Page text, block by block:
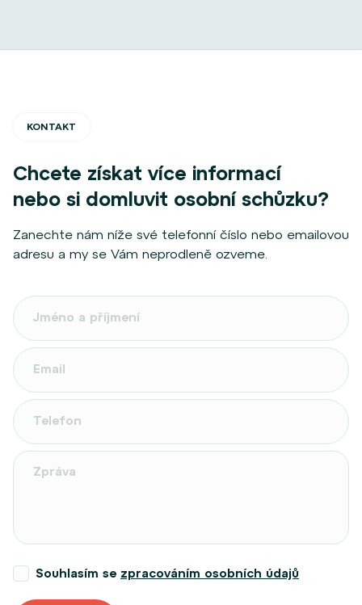
KONTAKT
Chcete získat více informací
nebo si domluvit osobní schůzku?
Zanechte nám níže své telefonní číslo nebo emailovou
adresu a my se Vám neprodleně ozveme.
Souhlasím se zpracováním osobních údajů